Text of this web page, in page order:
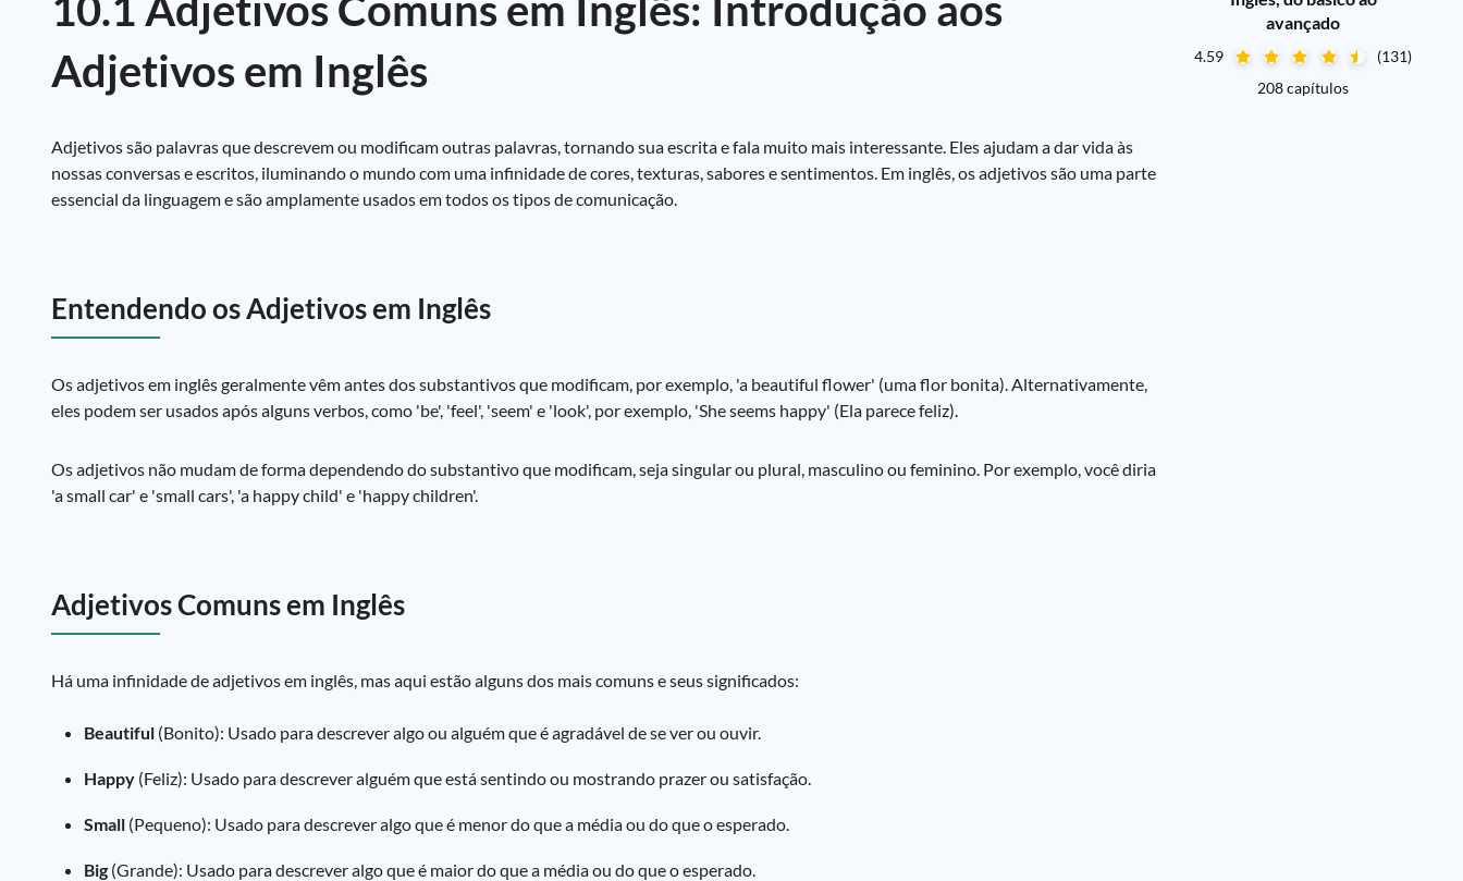
Adjetivos em Inglês
Adjetivos são palavras que descrevem ou modificam outras palavras, tornando sua escrita e fala muito mais interessante. Eles ajudam a dar vida às
nossas conversas e escritos, iluminando o mundo com uma infinidade de cores, texturas, sabores e sentimentos. Em inglês, os adjetivos são uma parte
essencial da linguagem e são amplamente usados em todos os tipos de comunicação.
Entendendo os Adjetivos em Inglês
Os adjetivos em inglês geralmente vêm antes dos substantivos que modificam, por exemplo, 'a beautiful flower' (uma flor bonita). Alternativamente,
eles podem ser usados após alguns verbos, como 'be', 'feel', 'seem' e 'look', por exemplo, 'She seems happy' (Ela parece feliz).
Os adjetivos não mudam de forma dependendo do substantivo que modificam, seja singular ou plural, masculino ou feminino. Por exemplo, você diria
'a small car' e 'small cars', 'a happy child' e 'happy children'.
Adjetivos Comuns em Inglês
Há uma infinidade de adjetivos em inglês, mas aqui estão alguns dos mais comuns e seus significados:
Beautiful (Bonito): Usado para descrever algo ou alguém que é agradável de se ver ou ouvir.
Happy (Feliz): Usado para descrever alguém que está sentindo ou mostrando prazer ou satisfação.
Small (Pequeno): Usado para descrever algo que é menor do que a média ou do que o esperado.
Big (Grande): Usado para descrever algo que é maior do que a média ou do que o esperado.
avançado
4.59
(131)
208 capítulos